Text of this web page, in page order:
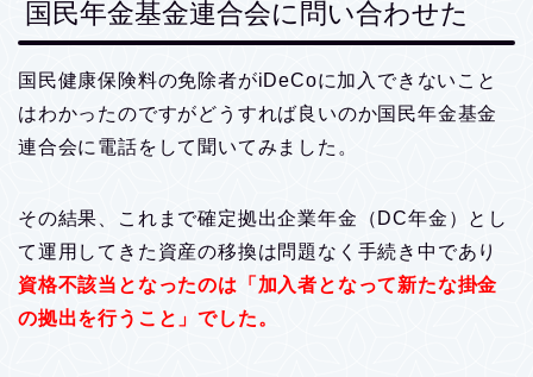
国民年金基金連合会に問い合わせた
国民健康保険料の免除者がiDeCoに加入できないこと
はわかったのですがどうすれば良いのか国民年金基金
連合会に電話をして聞いてみました。
その結果、これまで確定拠出企業年金（DC年金）とし
て運用してきた資産の移換は問題なく手続き中であり
資格不該当となったのは「加入者となって新たな掛金
の拠出を行うこと」でした。